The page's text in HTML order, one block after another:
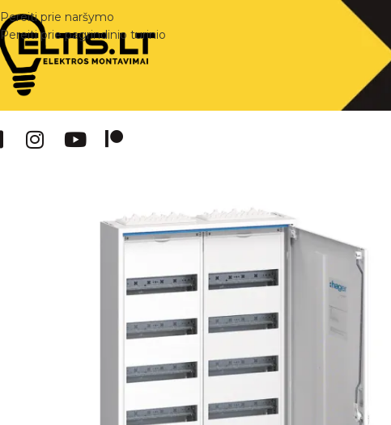
Pereiti prie naršymo
Pereiti prie pagrindinio turinio